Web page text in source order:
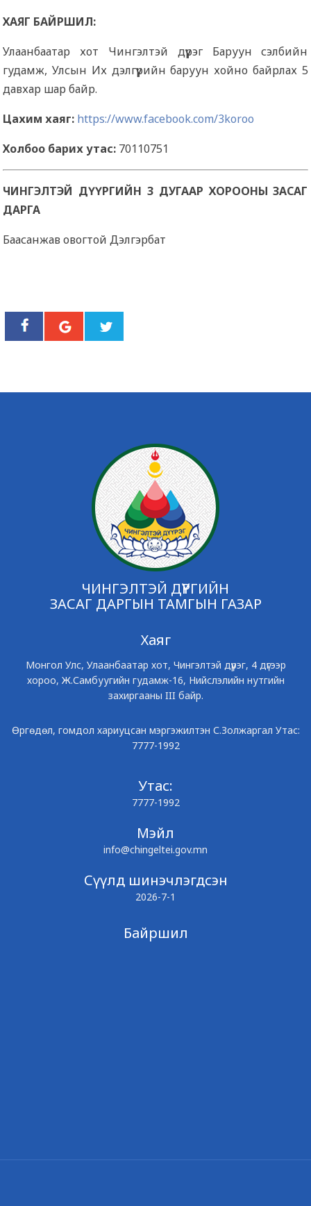
ХАЯГ БАЙРШИЛ:
Улаанбаатар хот Чингэлтэй дүүрэг Баруун сэлбийн
гудамж, Улсын Их дэлгүүрийн баруун хойно байрлах 5
давхар шар байр.
Цахим хаяг: https://www.facebook.com/3koroo
Холбоо барих утас: 70110751
ЧИНГЭЛТЭЙ ДҮҮРГИЙН 3 ДУГААР ХОРООНЫ ЗАСАГ
ДАРГА
Баасанжав овогтой Дэлгэрбат
ЧИНГЭЛТЭЙ ДҮҮРГИЙН
ЗАСАГ ДАРГЫН ТАМГЫН ГАЗАР
Хаяг
Монгол Улс, Улаанбаатар хот, Чингэлтэй дүүрэг, 4 дүгээр
хороо, Ж.Самбуугийн гудамж-16, Нийслэлийн нутгийн
захиргааны III байр.
Өргөдөл, гомдол хариуцсан мэргэжилтэн С.Золжаргал Утас:
7777-1992
Утас:
7777-1992
Мэйл
info@chingeltei.gov.mn
Сүүлд шинэчлэгдсэн
2026-7-1
Байршил